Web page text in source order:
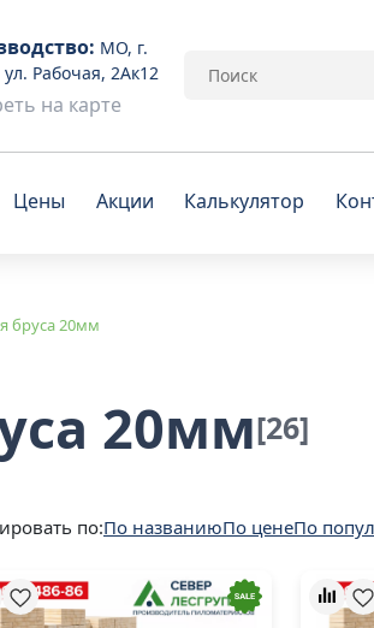
МО, г.
Рабочая, 2Ак12
на карте
Цены Акции Калькулятор
бруса 20мм
20мм[26]
по:По названиюПо ценеПо